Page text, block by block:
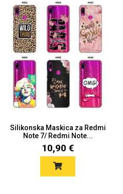
Silikonska Maskica za Redmi
Note 7/ Redmi Note...
10,90 €